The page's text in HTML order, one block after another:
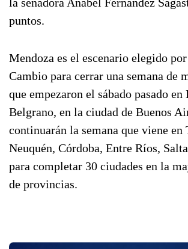
puntos.
Mendoza es el escenario elegido
Cambio para cerrar una semana de
que empezaron el sábado pasado en
Belgrano, en la ciudad de Buenos
continuarán la semana que viene en
Neuquén, Córdoba, Entre Ríos,
para completar 30 ciudades en la
de provincias.